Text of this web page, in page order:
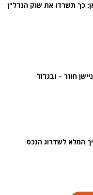
כך תשרדו את שוק הנדל"ן
חוזר – ובגדול
המלא לשדרוג הנכס